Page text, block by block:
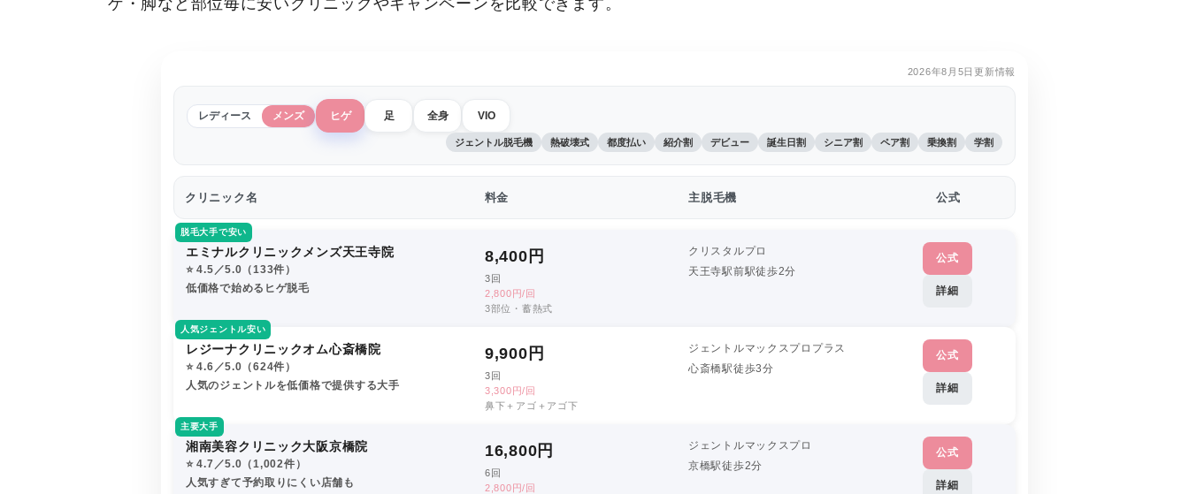
ゲ・脚など部位毎に安いクリニックやキャンペーンを比較できます。
2026年8月5日更新情報
レディース メンズ ヒゲ 足 全身 VIO
ジェントル脱毛機 熱破壊式 都度払い 紹介割 デビュー 誕生日割 シニア割 ペア割 乗換割 学割
クリニック名 料金 主脱毛機 公式
脱毛大手で安い
エミナルクリニックメンズ天王寺院
⭐️ 4.5／5.0（133件）
低価格で始めるヒゲ脱毛
8,400 円
3回
2,800円/回
3部位・蓄熱式
クリスタルプロ
天王寺駅前駅徒歩2分
公式
詳細
人気ジェントル安い
レジーナクリニックオム心斎橋院
⭐️ 4.6／5.0（624件）
人気のジェントルを低価格で提供する大手
9,900 円
3回
3,300円/回
鼻下＋アゴ＋アゴ下
ジェントルマックスプロプラス
心斎橋駅徒歩3分
公式
詳細
主要大手
湘南美容クリニック大阪京橋院
⭐️ 4.7／5.0（1,002件）
人気すぎて予約取りにくい店舗も
16,800 円
6回
2,800円/回
ジェントルマックスプロ
京橋駅徒歩2分
公式
詳細